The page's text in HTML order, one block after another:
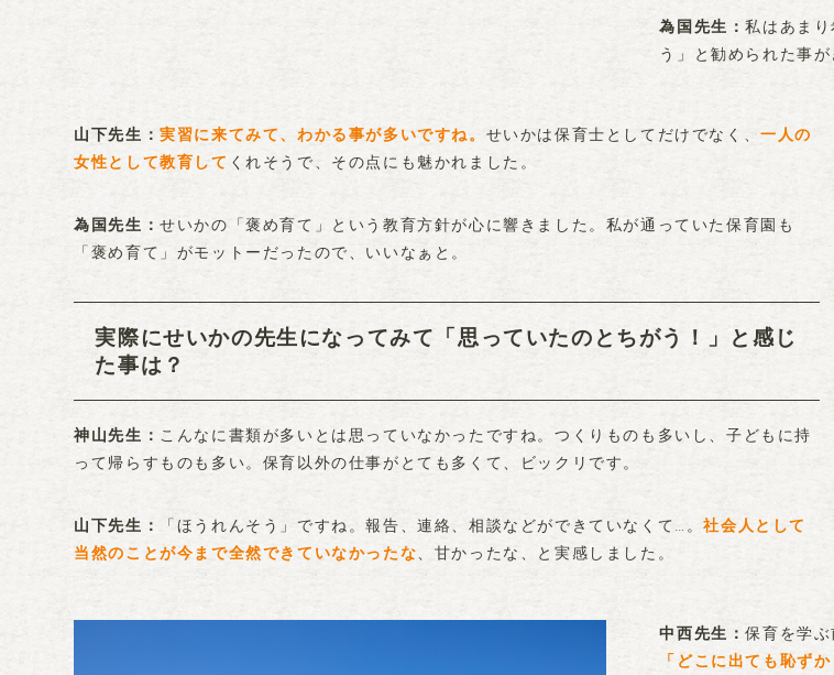
為国先生
私はあま
う」と勧められた事
山下先生 実習に来てみて、わかる事が多いですね。 せいかは保育士としてだけでなく、一人の
女性として教育して くれそうで、その点にも魅かれました。
為国先生
せいかの「褒め育て」という教育方針が心に響きました。私が通っていた保育園も
「褒め育て」がモットーだったので、いいなぁと。
実際にせいかの先生になってみて「思っていたのとちがう！」と感じ
た事は？
神山先生
こんなに書類が多いとは思っていなかったですね。つくりものも多いし、子どもに持
って帰らすものも多い。保育以外の仕事がとても多くて、ビックリです。
山下先生 「ほうれんそう」ですね。報告、連絡、相談などができていなくて…。社会人として
当然のことが今まで全然できていなかったな、甘かったな、と実感しました。
中西先生
保育を学
「どこに出ても恥ず